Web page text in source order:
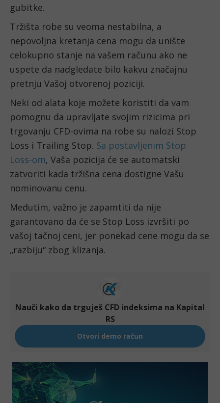
gubitke.
Tržišta robe su veoma nestabilna, a
nepovoljna kretanja cena mogu da unište
celokupno stanje na vašem računu ako ne
uspete da nadgledate bilo kakvu značajnu
pretnju Vašoj otvorenoj poziciji.
Neki od alata koje možete koristiti da vam
pomognu da upravljate svojim rizicima pri
trgovanju CFD-ovima na robe su nalozi Stop
Loss i Trailing Stop. Sa postavljenim Stop
Loss-om, Vaša pozicija će se automatski
zatvoriti kada tržišna cena dostigne Vašu
nominovanu cenu.
Međutim, važno je zapamtiti da nije
garantovano da će se Stop Loss izvršiti po
vašoj tačnoj ceni, jer ponekad cene mogu da se
„razbiju“ zbog klizanja.